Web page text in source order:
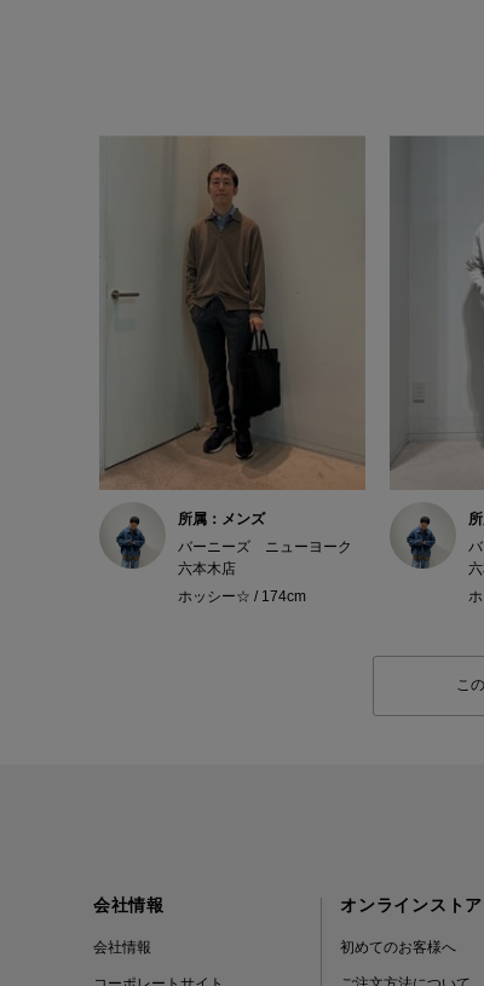
所属：メンズ
バーニーズ ニューヨーク
六本木店
ホッシー☆ / 174cm
こ
会社情報
会社情報
オンラインスト
初めてのお客様へ